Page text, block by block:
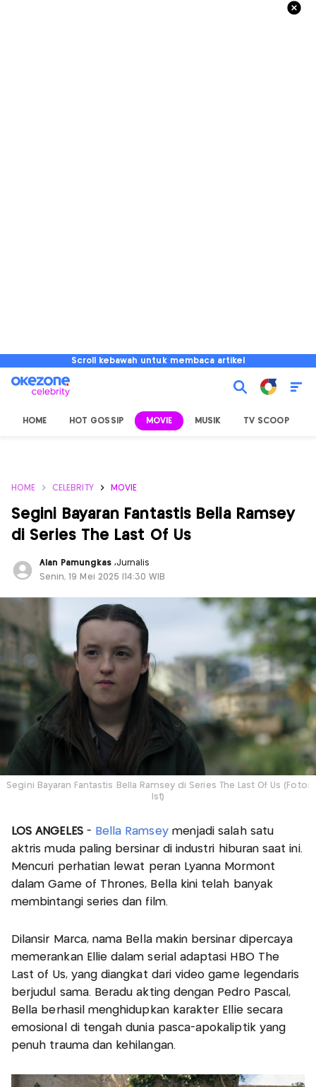
Scroll kebawah untuk membaca artikel
HOME HOT GOSSIP MOVIE MUSIK TV SCOOP
HOME CELEBRITY MOVIE
Segini Bayaran Fantastis Bella Ramsey
di Series The Last Of Us
Alan Pamungkas ,Jurnalis
Senin, 19 Mei 2025 |14:30 WIB
Segini Bayaran Fantastis Bella Ramsey di Series The Last Of Us (Foto:
Ist)
LOS ANGELES - Bella Ramseymenjadi salah satu
aktris muda paling bersinar di industri hiburan saat ini.
Mencuri perhatian lewat peran Lyanna Mormont
dalam Game of Thrones, Bella kini telah banyak
membintangi series dan film.
Dilansir Marca, nama Bella makin bersinar dipercaya
memerankan Ellie dalam serial adaptasi HBO The
Last of Us, yang diangkat dari video game legendaris
berjudul sama. Beradu akting dengan Pedro Pascal,
Bella berhasil menghidupkan karakter Ellie secara
emosional di tengah dunia pasca-apokaliptik yang
penuh trauma dan kehilangan.